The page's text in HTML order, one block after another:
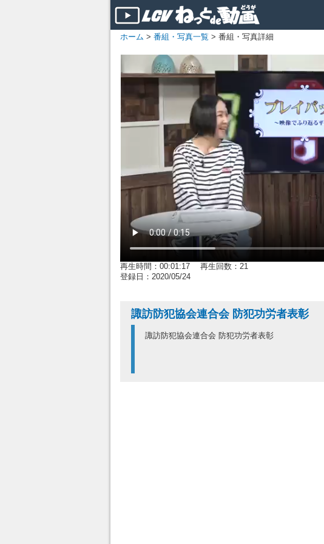
ホーム > 番組・写真一覧 > 番組・写真詳細
再生時間：00:01:17 再生回数：21
登録日：2020/05/24
諏訪防犯協会連合会 防犯功労者表彰
諏訪防犯協会連合会 防犯功労者表彰